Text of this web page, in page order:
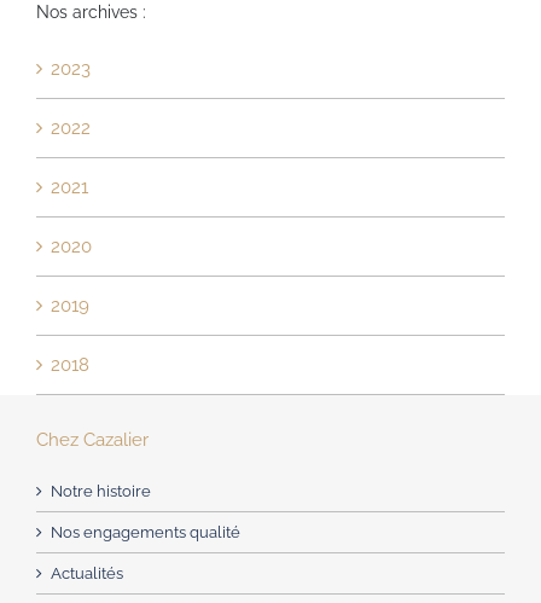
Nos archives :
2023
2022
2021
2020
2019
2018
Chez Cazalier
Notre histoire
Nos engagements qualité
Actualités